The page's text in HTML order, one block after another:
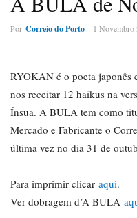
Por Correio do Porto- 1 Novembro
RYOKAN é o poeta japonês
nos receitar 12 haikus na
Ínsua. A BULA tem como
Mercado e Fabricante o
última vez no dia 31 de
Para imprimir clicar aqui.
Ver dobragem d’A BULA